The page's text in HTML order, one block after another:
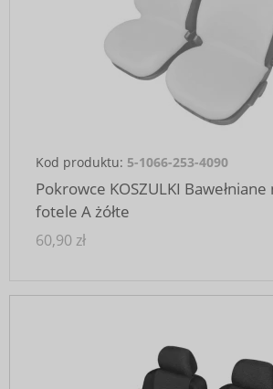
Kod produktu: 5-1066-253-4090
Pokrowce KOSZULKI
fotele A żółte
60,90 zł